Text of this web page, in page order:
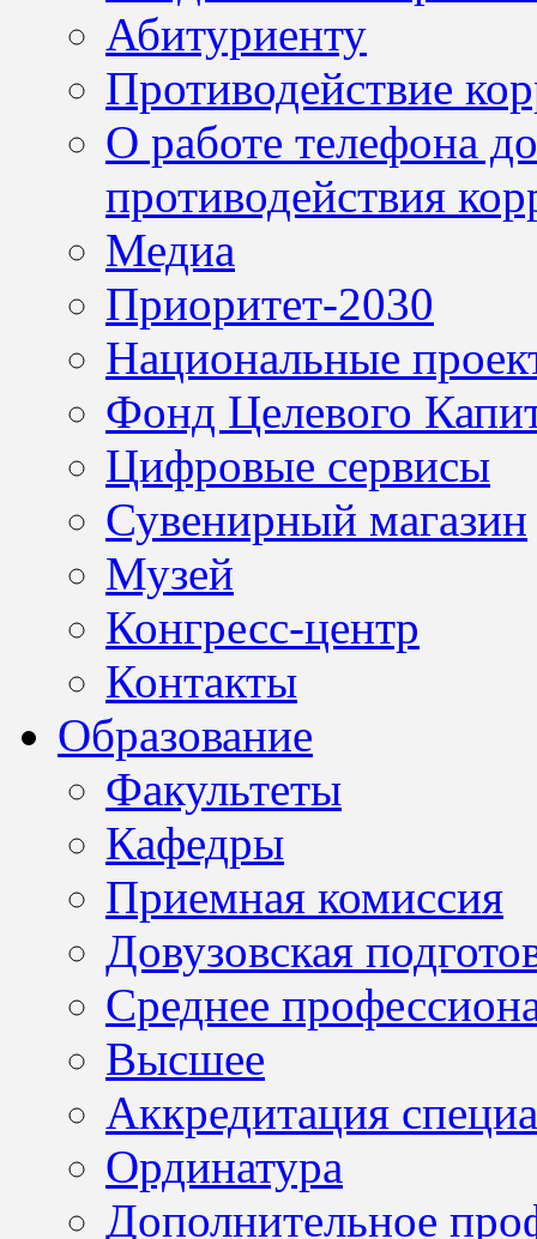
Абитуриенту
Противодействие
О работе телефона
противодействия
Медиа
Приоритет-2030
Национальные
Фонд Целевого
Цифровые сервисы
Сувенирный магазин
Музей
Конгресс-центр
Контакты
Образование
Факультеты
Кафедры
Приемная комиссия
Довузовская
Среднее
Высшее
Аккредитация
Ординатура
Дополнительное